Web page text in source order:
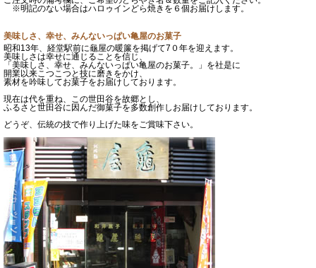
※明記のない場合はハロゥインどら焼きを６個お届けします。
美味しさ、幸せ、みんないっぱい亀屋のお菓子
昭和13年、経堂駅前に龜屋の暖簾を掲げて7０年を迎えます。
美味しさは幸せに通じることを信じ、
「美味しさ、幸せ、みんないっぱい亀屋のお菓子。」を社是に
開業以来こつこつと技に磨きをかけ、
素材を吟味してお菓子をお届けしております。
現在は代を重ね、この世田谷を故郷とし、
ふるさと世田谷に因んだ御菓子を多数創作しお届けしております。
どうぞ、伝統の技で作り上げた味をご賞味下さい。